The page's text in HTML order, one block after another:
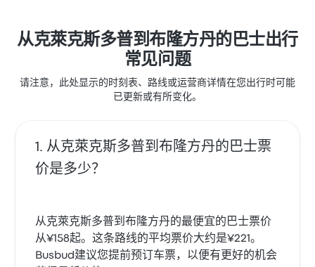
从克萊克斯多普到布隆方丹的巴士出行
常见问题
请注意，此处显示的时刻表、路线或运营商详情在您出行时可能
已更新或有所变化。
从克萊克斯多普到布隆方丹的巴士票
价是多少？
从克萊克斯多普到布隆方丹的最便宜的巴士票价
从¥158起。这条路线的平均票价大约是¥221。
Busbud建议您提前预订车票，以便有更好的机会